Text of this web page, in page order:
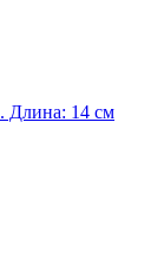
Длина: 14 см